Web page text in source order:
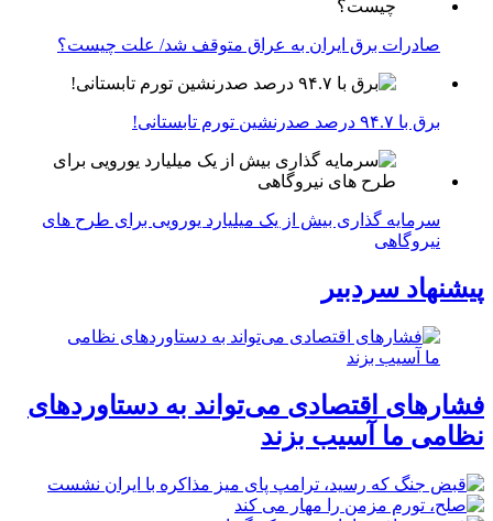
صادرات برق ایران به عراق متوقف شد/ علت چیست؟
برق با ۹۴.۷ درصد صدرنشین تورم تابستانی!
سرمایه گذاری بیش از یک میلیارد یورویی برای طرح های
نیروگاهی
پیشنهاد سردبیر
فشارهای اقتصادی می‌تواند به دستاوردهای
نظامی ما آسیب بزند